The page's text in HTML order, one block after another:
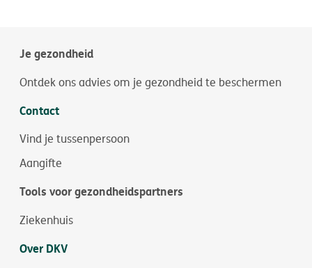
Je gezondheid
Ontdek ons advies om je gezondheid te beschermen
Contact
Vind je tussenpersoon
Aangifte
Tools voor gezondheidspartners
Ziekenhuis
Over DKV